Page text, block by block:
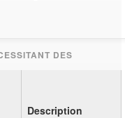
Description